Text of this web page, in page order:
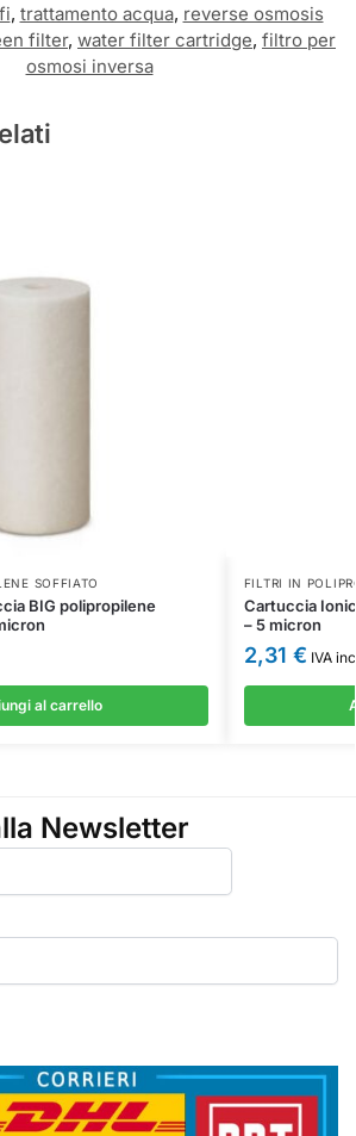
, trattamento acqua, reverse osmosis
filter, water filter cartridge, filtro per
osmosi inversa
SOFFIATO
BIG polipropilene
al carrello
FILTRI IN
Cartuccia
– 5 micron
2,31 € IVA
Newsletter